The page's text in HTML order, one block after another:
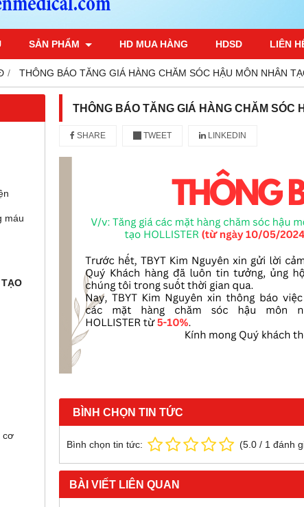
SẢN PHẨM HD MUA HÀNG HDSD LIÊN
THÔNG BÁO TĂNG GIÁ HÀNG CHĂM SÓC HẬU MÔN NHÂN
máu
cơ
THÔNG BÁO TĂNG GIÁ HÀNG CHĂM SÓC
SHARE TWEET LINKEDIN
BÌNH CHỌN TIN TỨC
Bình chọn tin tức: (5.0 / 1 đánh
BÀI VIẾT LIÊN QUAN